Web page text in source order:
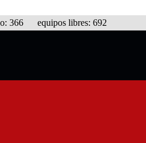
366 equipos libres: 692